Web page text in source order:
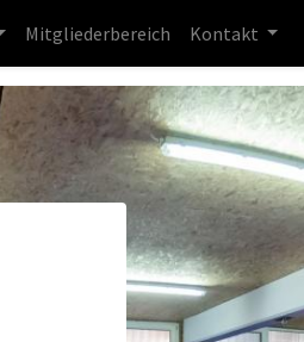
Mitgliederbereich Kontakt